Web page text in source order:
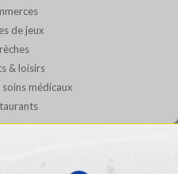
de jeux
& loisirs
médicaux